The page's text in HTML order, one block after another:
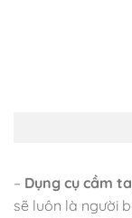
– Dụng cụ cầm
sẽ luôn là người